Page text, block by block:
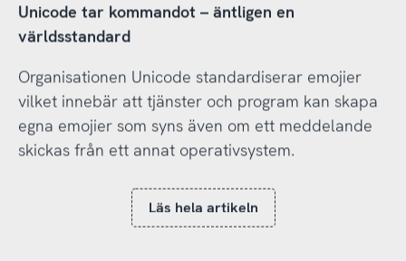
Unicode tar kommandot – äntligen en
världsstandard
Organisationen Unicode standardiserar emojier
vilket innebär att tjänster och program kan skapa
egna emojier som syns även om ett meddelande
skickas från ett annat operativsystem.
Läs hela artikeln